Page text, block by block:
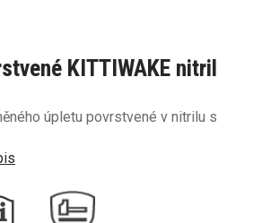
KITTIWAKE nitril
úpletu povrstvené v nitrilu s